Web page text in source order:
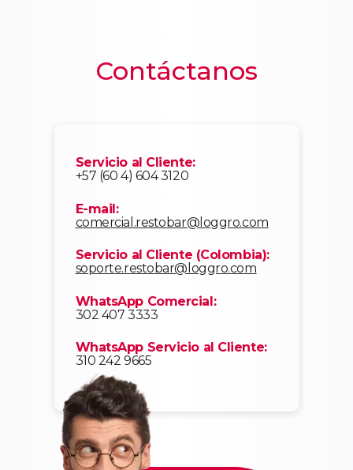
Contáctanos
Servicio al Cliente:
+57 (60 4) 604 3120
E-mail:
comercial.restobar@loggro.com
Servicio al Cliente (Colombia):
soporte.restobar@loggro.com
WhatsApp Comercial:
302 407 3333
WhatsApp Servicio al Cliente:
310 242 9665